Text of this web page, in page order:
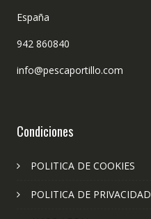
España
942 860840
info@pescaportillo.com
Condiciones
POLITICA DE COOKIES
POLITICA DE PRIVACIDAD